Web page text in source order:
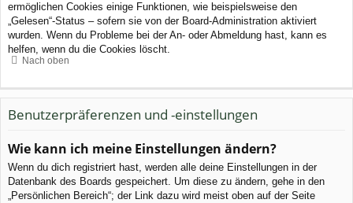
ermöglichen Cookies einige Funktionen, wie beispielsweise den
„Gelesen“-Status – sofern sie von der Board-Administration aktiviert
wurden. Wenn du Probleme bei der An- oder Abmeldung hast, kann es
helfen, wenn du die Cookies löscht.
Nach oben
Benutzerpräferenzen und -einstellungen
Wie kann ich meine Einstellungen ändern?
Wenn du dich registriert hast, werden alle deine Einstellungen in der
Datenbank des Boards gespeichert. Um diese zu ändern, gehe in den
„Persönlichen Bereich“; der Link dazu wird meist oben auf der Seite